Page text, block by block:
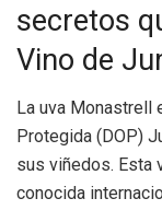
secretos
Vino de
La uva Monastrell
Protegida (DOP)
sus viñedos. Esta
conocida